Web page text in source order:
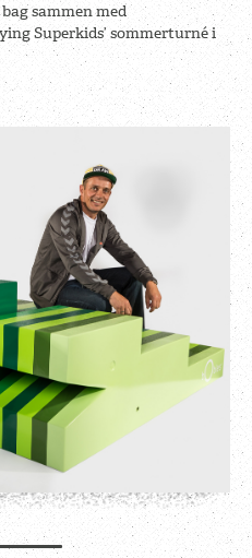
sammen med
Superkids’ sommerturné i